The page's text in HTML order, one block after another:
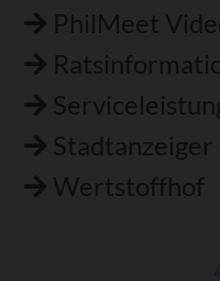
PhilMeet
Stadtanzeiger
Wertstoffhof